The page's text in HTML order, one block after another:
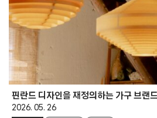
핀란드 디자인을 재정의하는 가구 브랜
2026. 05. 26